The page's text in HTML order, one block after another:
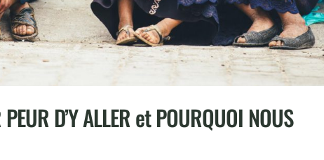
D’Y ALLER et POURQUOI NOUS